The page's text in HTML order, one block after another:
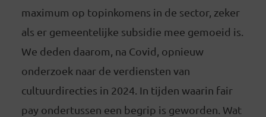
maximum op topinkomens in de sector, zeker
als er gemeentelijke subsidie mee gemoeid is.
We deden daarom, na Covid, opnieuw
onderzoek naar de verdiensten van
cultuurdirecties in 2024. In tijden waarin fair
pay ondertussen een begrip is geworden. Wat